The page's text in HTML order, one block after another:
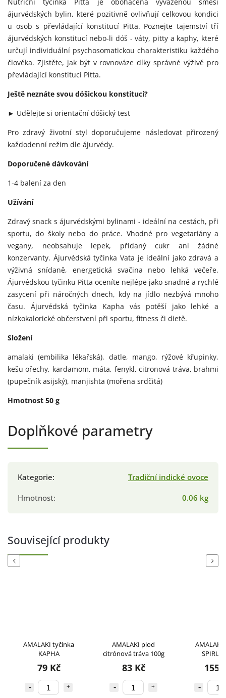
ájurvédských bylin, které pozitivně ovlivňují celkovou kondici
u osob s převládající konstitucí Pitta. Poznejte tajemství tří
ájurvédských konstitucí nebo-li dóš - váty, pitty a kaphy, které
určují individuální psychosomatickou charakteristiku každého
člověka. Zjistěte, jak být v rovnováze díky správné výživě pro
převládající konstituci Pitta.
Ještě neznáte svou dóšickou konstituci?
► Udělejte si orientační dóšický test
Pro zdravý životní styl doporučujeme následovat přirozený
každodenní režim dle ájurvédy.
Doporučené dávkování
1-4 balení za den
Užívání
Zdravý snack s ájurvédskými bylinami - ideální na cestách, při
sportu, do školy nebo do práce. Vhodné pro vegetariány a
vegany, neobsahuje lepek, přidaný cukr ani žádné
konzervanty. Ájurvédská tyčinka Vata je ideální jako zdravá a
výživná snídaně, energetická svačina nebo lehká večeře.
Ájurvédskou tyčinku Pitta oceníte nejlépe jako snadné a rychlé
zasycení při náročných dnech, kdy na jídlo nezbývá mnoho
času. Ájurvédská tyčinka Kapha vás potěší jako lehké a
nízkokalorické občerstvení při sportu, fitness či dietě.
Složení
amalaki (embilika lékařská), datle, mango, rýžové křupinky,
kešu ořechy, kardamom, máta, fenykl, citronová tráva, brahmi
(pupečník asijský), manjishta (mořena srdčitá)
Hmotnost 50 g
Doplňkové parametry
Kategorie:
Tradiční indické ovoce
Hmotnost: 0.06 kg
Související produkty
Previous
AMALAKI tyčinka
KAPHA
79 Kč
AMALAKI plod
citrónová tráva 100g
83 Kč
AMALAKI
155
Next